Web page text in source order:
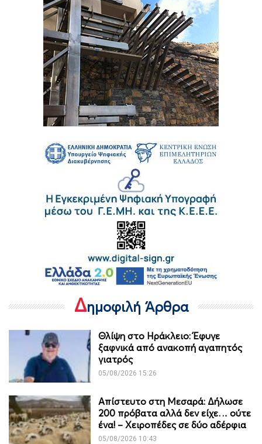
Δημοφιλή Άρθρα
Θλίψη στο Ηράκλειο: Έφυγε
ξαφνικά από ανακοπή αγαπητός
γιατρός
05/08/2026 15:26
Απίστευτο στη Μεσαρά: Δήλωσε
200 πρόβατα αλλά δεν είχε… ούτε
ένα! – Χειροπέδες σε δύο αδέρφια
05/08/2026 10:43